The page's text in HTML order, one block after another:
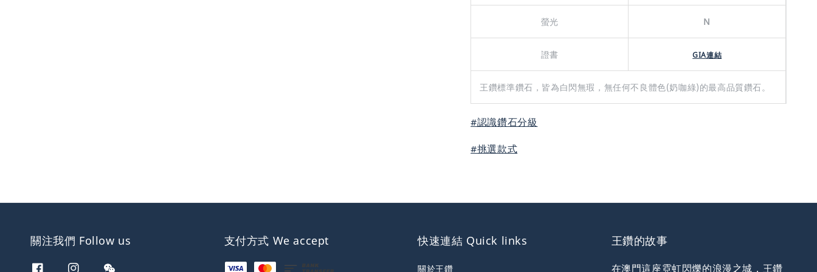
螢光 N
證書 GIA連結
王鑽標準鑽石，皆為白閃無瑕，無任何不良體色(奶咖綠)的最高品質鑽石。
#認識鑽石分級
#挑選款式
關注我們 Follow us 支付方式 We accept 快速連結 Quick links
關於王鑽
王鑽的故事
在澳門這座霓虹閃爍的浪漫之城，王鑽